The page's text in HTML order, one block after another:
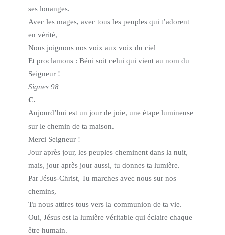
ses louanges.
Avec les mages, avec tous les peuples qui t’adorent
en vérité,
Nous joignons nos voix aux voix du ciel
Et proclamons : Béni soit celui qui vient au nom du
Seigneur !
Signes 98
C.
Aujourd’hui est un jour de joie, une étape lumineuse
sur le chemin de ta maison.
Merci Seigneur !
Jour après jour, les peuples cheminent dans la nuit,
mais, jour après jour aussi, tu donnes ta lumière.
Par Jésus-Christ, Tu marches avec nous sur nos
chemins,
Tu nous attires tous vers la communion de ta vie.
Oui, Jésus est la lumière véritable qui éclaire chaque
être humain.